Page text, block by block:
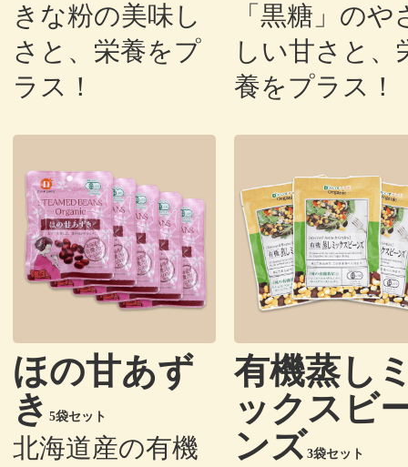
きな粉の美味し
さと、栄養をプ
ラス！
「黒糖」のや
しい甘さと、
養をプラス！
ほの甘あず
き 5袋セット
北海道産の有機
有機蒸し
ックスビ
ンズ3袋セット